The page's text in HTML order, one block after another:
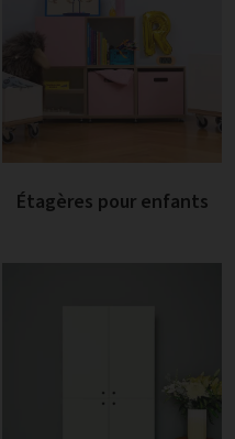
Étagères pour enfants